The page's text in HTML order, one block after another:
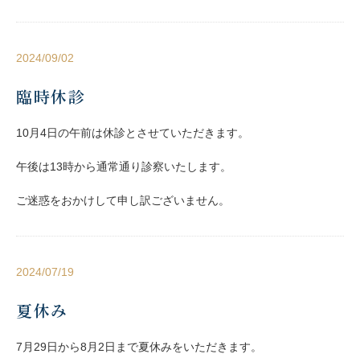
2024/09/02
臨時休診
10月4日の午前は休診とさせていただきます。
午後は13時から通常通り診察いたします。
ご迷惑をおかけして申し訳ございません。
2024/07/19
夏休み
7月29日から8月2日まで夏休みをいただきます。